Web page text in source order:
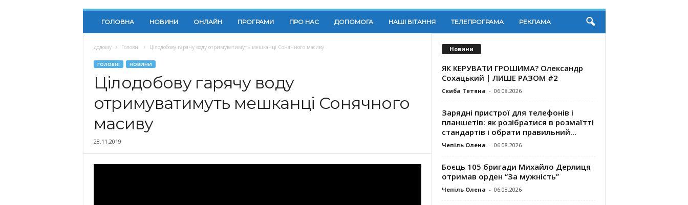
ГОЛОВНА НОВИНИ ОНЛАЙН ПРОГРАМИ ПРО НАС ДОПОМОГА НАШІ ВІТАННЯ ТЕЛЕПРОГРАМА РЕКЛАМА
додому Головні Цілодобову гарячу воду отримуватимуть мешканці Сонячного масиву
ГОЛОВНІ НОВИНИ
Цілодобову гарячу воду
отримуватимуть мешканці Сонячного
масиву
28.11.2019
Новини
ЯК КЕРУВАТИ ГРОШИМА? Олександр
Сохацький | ЛИШЕ РАЗОМ #2
Скиба Тетяна - 06.08.2026
Зарядні пристрої для телефонів і
планшетів: як розібратися в розмаїтті
стандартів і обрати правильний...
Чепіль Олена - 06.08.2026
Боєць 105 бригади Михайло Дерлиця
отримав орден “За мужність”
Чепіль Олена - 06.08.2026